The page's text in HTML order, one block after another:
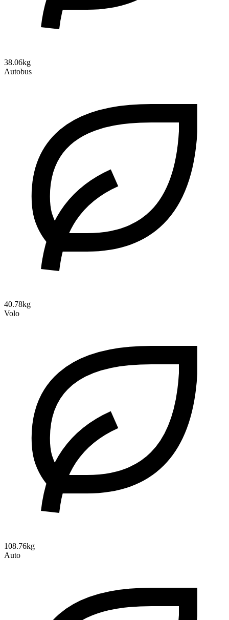
38.06kg
Autobus
40.78kg
Volo
108.76kg
Auto